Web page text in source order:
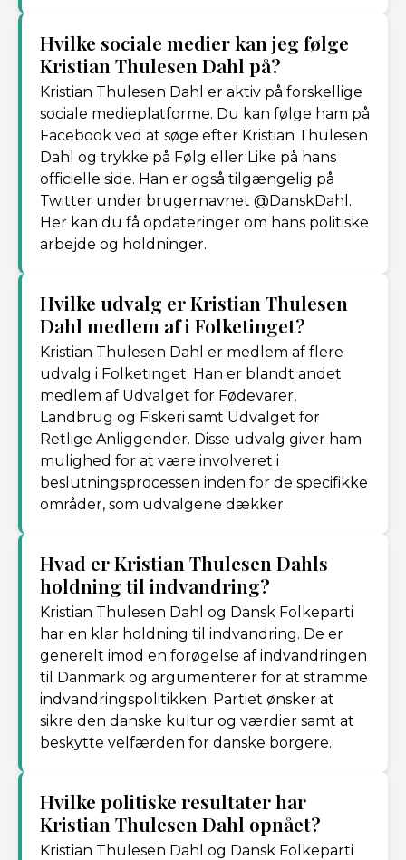
Hvilke sociale medier kan jeg følge
Kristian Thulesen Dahl på?
Kristian Thulesen Dahl er aktiv på forskellige
sociale medieplatforme. Du kan følge ham på
Facebook ved at søge efter Kristian Thulesen
Dahl og trykke på Følg eller Like på hans
officielle side. Han er også tilgængelig på
Twitter under brugernavnet @DanskDahl.
Her kan du få opdateringer om hans politiske
arbejde og holdninger.
Hvilke udvalg er Kristian Thulesen
Dahl medlem af i Folketinget?
Kristian Thulesen Dahl er medlem af flere
udvalg i Folketinget. Han er blandt andet
medlem af Udvalget for Fødevarer,
Landbrug og Fiskeri samt Udvalget for
Retlige Anliggender. Disse udvalg giver ham
mulighed for at være involveret i
beslutningsprocessen inden for de specifikke
områder, som udvalgene dækker.
Hvad er Kristian Thulesen Dahls
holdning til indvandring?
Kristian Thulesen Dahl og Dansk Folkeparti
har en klar holdning til indvandring. De er
generelt imod en forøgelse af indvandringen
til Danmark og argumenterer for at stramme
indvandringspolitikken. Partiet ønsker at
sikre den danske kultur og værdier samt at
beskytte velfærden for danske borgere.
Hvilke politiske resultater har
Kristian Thulesen Dahl opnået?
Kristian Thulesen Dahl og Dansk Folkeparti